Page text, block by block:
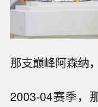
那支巅峰阿森纳
2003-04赛季，